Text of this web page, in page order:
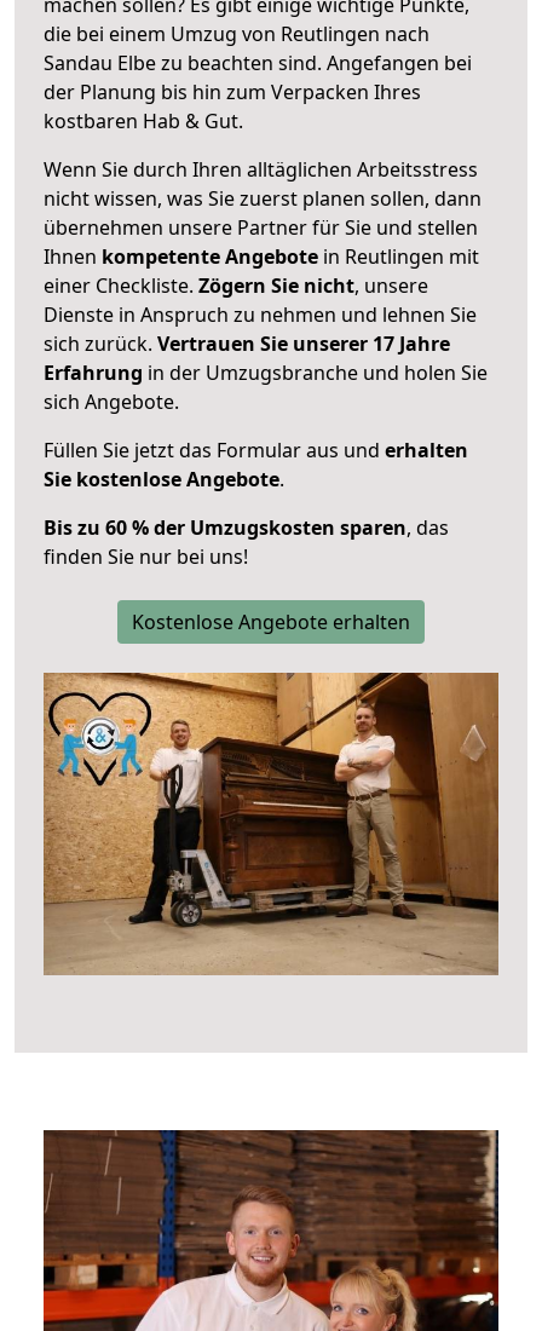
die bei einem Umzug von Reutlingen nach
Sandau Elbe zu beachten sind. Angefangen bei
der Planung bis hin zum Verpacken Ihres
kostbaren Hab & Gut.
Wenn Sie durch Ihren alltäglichen Arbeitsstress
nicht wissen, was Sie zuerst planen sollen, dann
übernehmen unsere Partner für Sie und stellen
Ihnen kompetente Angebote in Reutlingen mit
einer Checkliste. Zögern Sie nicht, unsere
Dienste in Anspruch zu nehmen und lehnen Sie
sich zurück. Vertrauen Sie unserer 17 Jahre
Erfahrung in der Umzugsbranche und holen Sie
sich Angebote.
Füllen Sie jetzt das Formular aus und erhalten
Sie kostenlose Angebote.
Bis zu 60 % der Umzugskosten sparen, das
finden Sie nur bei uns!
Kostenlose Angebote erhalten